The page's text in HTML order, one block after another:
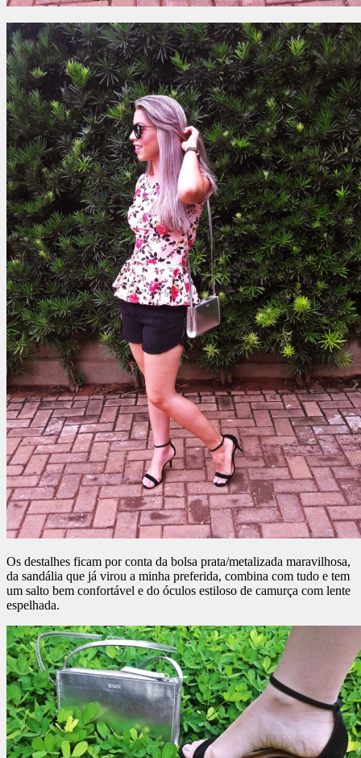
Os destalhes ficam por conta da bolsa prata/metalizada maravilhosa,
da sandália que já virou a minha preferida, combina com tudo e tem
um salto bem confortável e do óculos estiloso de camurça com lente
espelhada.